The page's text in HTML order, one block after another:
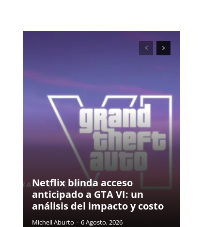
Netflix blinda acceso
anticipado a GTA VI: un
análisis del impacto y costo
Michell Aburto - 6 Agosto, 2026